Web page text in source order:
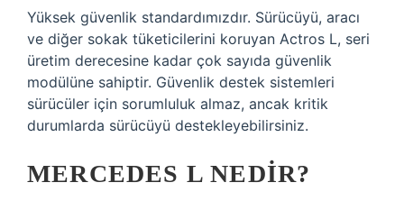
Yüksek güvenlik standardımızdır. Sürücüyü, aracı
ve diğer sokak tüketicilerini koruyan Actros L, seri
üretim derecesine kadar çok sayıda güvenlik
modülüne sahiptir. Güvenlik destek sistemleri
sürücüler için sorumluluk almaz, ancak kritik
durumlarda sürücüyü destekleyebilirsiniz.
MERCEDES L NEDIR?